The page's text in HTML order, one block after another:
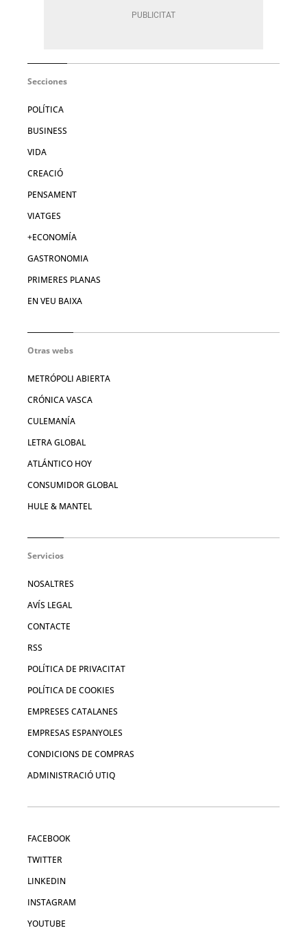
Secciones
POLÍTICA
BUSINESS
VIDA
CREACIÓ
PENSAMENT
VIATGES
+ECONOMÍA
GASTRONOMIA
PRIMERES PLANAS
EN VEU BAIXA
Otras webs
METRÓPOLI ABIERTA
CRÓNICA VASCA
CULEMANÍA
LETRA GLOBAL
ATLÁNTICO HOY
CONSUMIDOR GLOBAL
HULE & MANTEL
Servicios
NOSALTRES
AVÍS LEGAL
CONTACTE
RSS
POLÍTICA DE PRIVACITAT
POLÍTICA DE COOKIES
EMPRESES CATALANES
EMPRESAS ESPANYOLES
CONDICIONS DE COMPRAS
ADMINISTRACIÓ UTIQ
FACEBOOK
TWITTER
LINKEDIN
INSTAGRAM
YOUTUBE